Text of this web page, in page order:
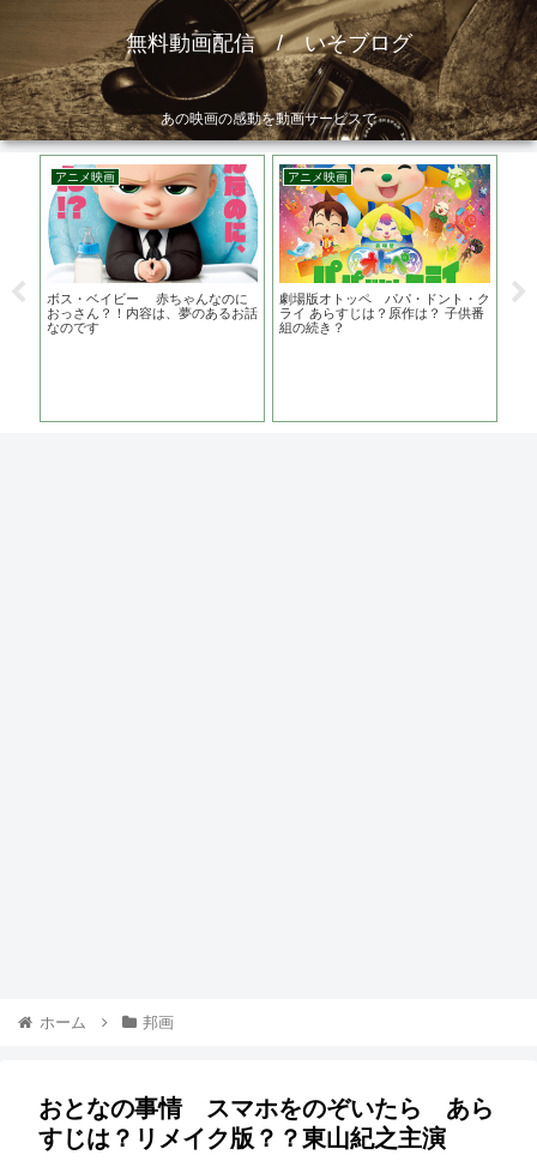
無料動画配信 / いそブログ
あの映画の感動を動画サービスで
イ
アニメ映画
ボス・ベイビー 赤ちゃんなのに
おっさん？！内容は、夢のあるお話
なのです
アニメ映画
劇場版オトッペ パパ・ドント・ク
ライ あらすじは？原作は？ 子供番
組の続き？
食
ホーム 邦画
おとなの事情 スマホをのぞいたら あら
すじは？リメイク版？？東山紀之主演